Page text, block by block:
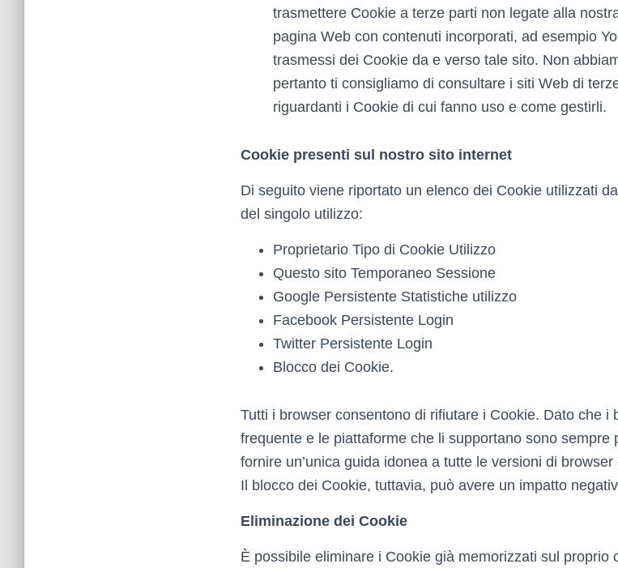
trasmettere Cookie a terze parti non legate alla
pagina Web con contenuti incorporati, ad esempio
trasmessi dei Cookie da e verso tale sito. Non
pertanto ti consigliamo di consultare i siti Web di
riguardanti i Cookie di cui fanno uso e come gestirli.
Cookie presenti sul nostro sito internet
Di seguito viene riportato un elenco dei Cookie utilizzati
del singolo utilizzo:
Proprietario Tipo di Cookie Utilizzo
Questo sito Temporaneo Sessione
Google Persistente Statistiche utilizzo
Facebook Persistente Login
Twitter Persistente Login
Blocco dei Cookie.
Tutti i browser consentono di rifiutare i Cookie. Dato che i
frequente e le piattaforme che li supportano sono sempre
fornire un’unica guida idonea a tutte le versioni di browser
Il blocco dei Cookie, tuttavia, può avere un impatto
Eliminazione dei Cookie
È possibile eliminare i Cookie già memorizzati sul proprio